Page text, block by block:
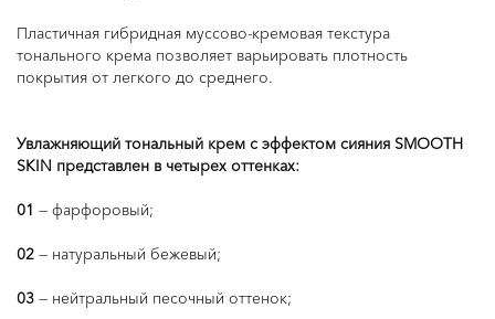
Пластичная гибридная муссово-кремовая текстура
тонального крема позволяет варьировать плотность
покрытия от легкого до среднего.
Увлажняющий тональный крем с эффектом сияния SMOOTH
SKIN представлен в четырех оттенках:
01 — фарфоровый;
02 — натуральный бежевый;
03 — нейтральный песочный оттенок;